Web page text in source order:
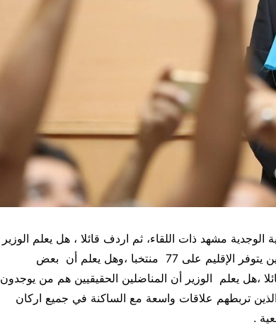
مشهد ذات اللقاء، ثم اردف قائلا ، هل يعلم الوزير
أن عدد الحضور بمنزل هوار لم يتجاوز 17 فردا في حين يتوفر الإقليم على 77 منتخبا ،وهل يعلم أن بعض
،هل يعلم الوزير أن المناضلين الحقيقيين هم من يوجدون
تربطهم علاقات واسعة مع الساكنة في جميع اركان
.